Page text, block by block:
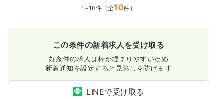
1~10件（全10件）
この条件の新着求人を受け取る
好条件の求人は枠が埋まりやすいため
新着通知を設定すると見逃しを防げます
LINEで受け取る